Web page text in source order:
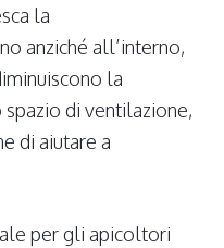
la
anziché all’interno,
la
di ventilazione,
di aiutare a
per gli apicoltori